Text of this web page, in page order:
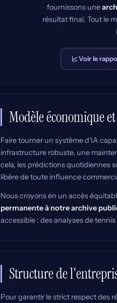
fournissons une
résultat final. Tout le
Voir le
Modèle économique et
Faire tourner un système d'IA
infrastructure robuste, une
cela, les prédictions quotidiennes
libère de toute influence
Nous croyons en un accès
permanente à notre archive
accessible : des analyses de
Structure de
Pour garantir le strict respect des